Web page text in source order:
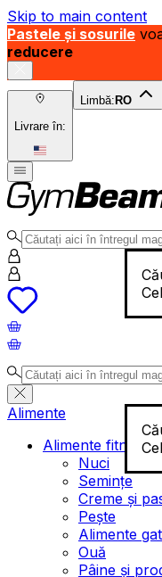
Skip to main content
Pastele și sosurile
reducere
Livrare în:
Limbă: RO
Alimente
Alimente fitness
Nuci
Semințe
Creme și
Pește
Alimente
Ouă
Pâine și